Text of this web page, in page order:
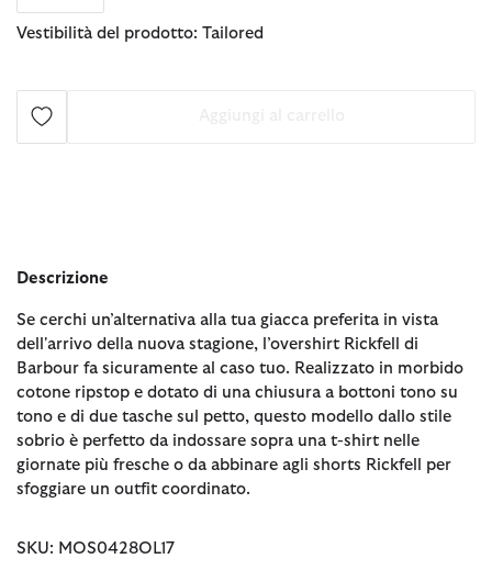
Vestibilità del prodotto: Tailored
Descrizione
Se cerchi un’alternativa alla tua giacca preferita in vista
dell'arrivo della nuova stagione, l’overshirt Rickfell di
Barbour fa sicuramente al caso tuo. Realizzato in morbido
cotone ripstop e dotato di una chiusura a bottoni tono su
tono e di due tasche sul petto, questo modello dallo stile
sobrio è perfetto da indossare sopra una t-shirt nelle
giornate più fresche o da abbinare agli shorts Rickfell per
sfoggiare un outfit coordinato.
SKU: MOS0428OL17